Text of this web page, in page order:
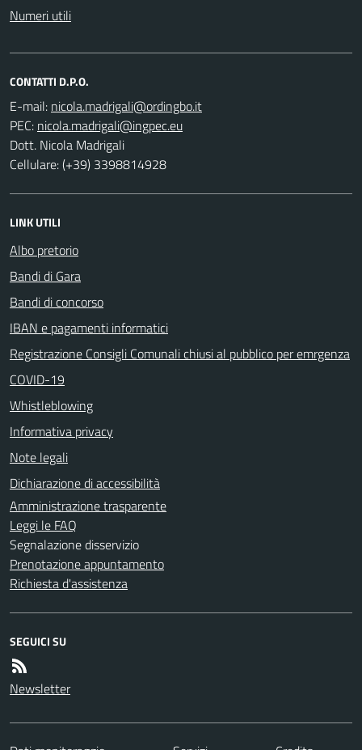
Numeri utili
CONTATTI D.P.O.
E-mail:
PEC:
Dott. Nicola Madrigali
Cellulare: (+39) 3398814928
LINK UTILI
Albo pretorio
Bandi di Gara
Bandi di concorso
IBAN e pagamenti informatici
Registrazione Consigli Comunali chiusi al pubblico per emrgenza
COVID-19
Whistleblowing
Informativa privacy
Note legali
Dichiarazione di accessibilità
Amministrazione trasparente
Leggi le FAQ
Segnalazione disservizio
Prenotazione appuntamento
Richiesta d'assistenza
SEGUICI SU
Newsletter